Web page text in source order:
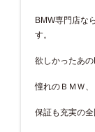
BMW専門店な
す。
欲しかったあ
憧れのＢＭＷ
保証も充実の全